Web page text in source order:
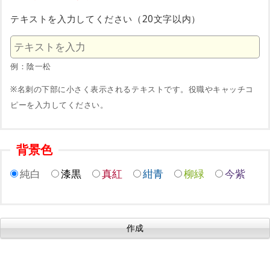
テキストを入力してください（20文字以内）
例：陰一松
※名刺の下部に小さく表示されるテキストです。役職やキャッチコ
ピーを入力してください。
背景色
純白 漆黒 真紅 紺青 柳緑 今紫